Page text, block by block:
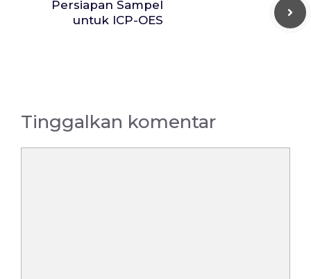
Persiapan Sampel
untuk ICP-OES
Tinggalkan komentar